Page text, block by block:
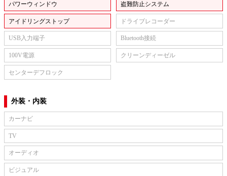
パワーウィンドウ 盗難防止システム
アイドリングストップ ドライブレコーダー
USB入力端子 Bluetooth接続
100V電源 クリーンディーゼル
センターデフロック
外装・内装
カーナビ
TV
オーディオ
ビジュアル